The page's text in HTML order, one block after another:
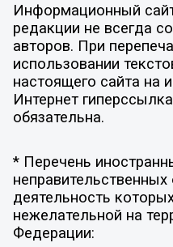
Информационный
редакции не всегда
авторов. При
использовании
настоящего сайта на
Интернет
обязательна.
* Перечень
неправительственных
деятельность
нежелательной на
Федерации: